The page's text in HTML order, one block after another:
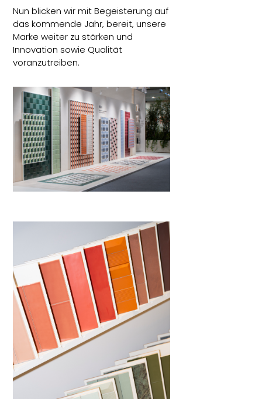
Nun blicken wir mit Begeisterung auf
das kommende Jahr, bereit, unsere
Marke weiter zu stärken und
Innovation sowie Qualität
voranzutreiben.